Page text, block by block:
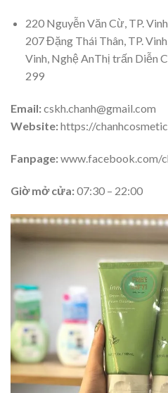
220 Nguyễn Văn Cừ, TP.
207 Đặng Thái Thân, TP.
Vinh, Nghệ AnThị trấn Diễn
299
Email:cskh.chanh@gmail.com
Website:https://
Fanpage:www.facebook.com/
Giờ mở cửa:07:30 – 22:00